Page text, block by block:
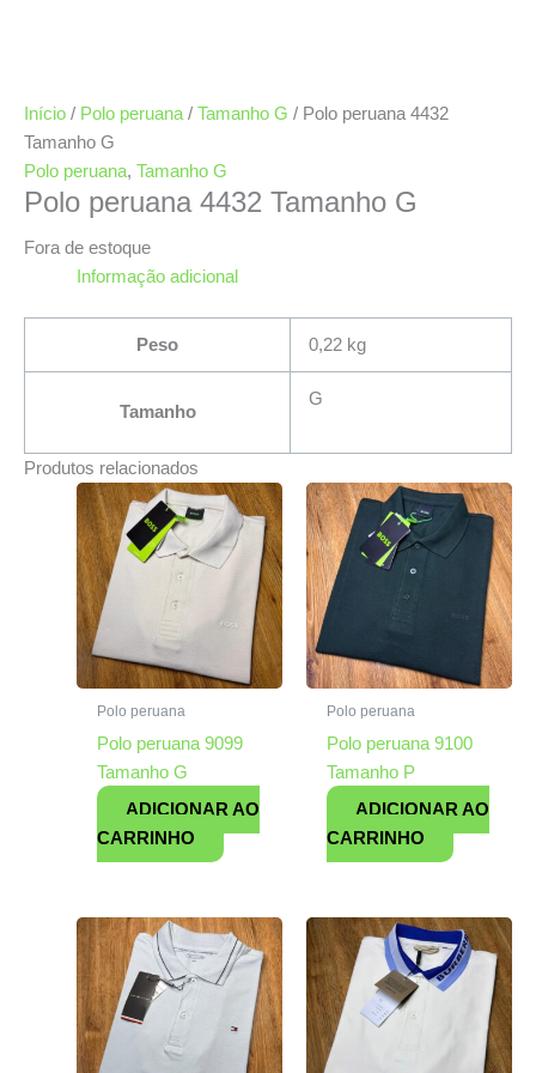
Início / Polo peruana / Tamanho G / Polo peruana 4432
Tamanho G
Polo peruana, Tamanho G
Polo peruana 4432 Tamanho G
Fora de estoque
Informação adicional
Peso 0,22 kg
Tamanho
G
Produtos relacionados
Polo peruana
Polo peruana 9099
Tamanho G
ADICIONAR AO
CARRINHO
Polo peruana
Polo peruana 9100
Tamanho P
ADICIONAR AO
CARRINHO